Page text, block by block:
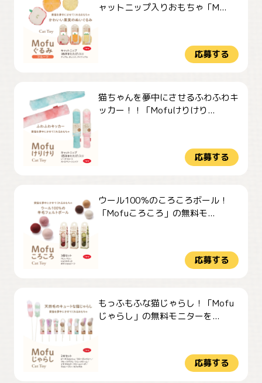
ャットニップ入りおもちゃ「M...
応募する
猫ちゃんを夢中にさせるふわふわキ
ッカー！！「Mofuけりけり...
応募する
ウール100％のころころボール！
「Mofuころころ」の無料モ...
応募する
もっふもふな猫じゃらし！「Mofu
じゃらし」の無料モニターを...
応募する